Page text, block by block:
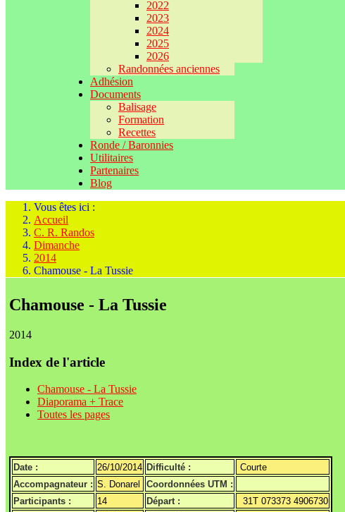
2022
2023
2024
2025
2026
Randonnées anciennes
Adhésion
Documents
Balisage
Formation
Recettes
Ronde / Baronnies
Utilitaires
Partenaires
Blog
Vous êtes ici :
Accueil
C. R. Randos
Dimanche
2014
Chamouse - La Tussie
Chamouse - La Tussie
2014
Index de l'article
Chamouse - La Tussie
Diaporama + Trace
Toutes les pages
Date : 26/10/2014 Difficulté :
Courte
Accompagnateur : S. Donarel
Coordonnées UTM :
Participants :
14 Départ :
31T 073373 4906730